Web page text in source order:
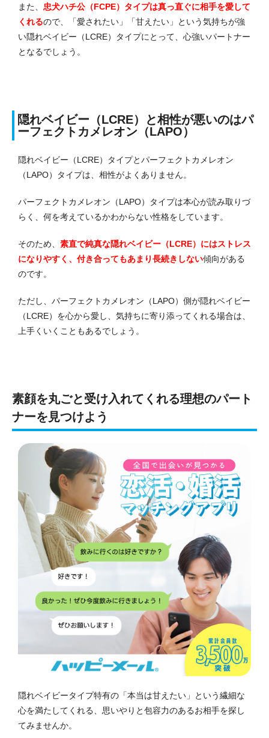
また、 忠犬ハチ公（FCPE）タイプは真っ直ぐに相手を愛して
くれるので、「愛されたい」「甘えたい」という気持ちが強
い隠れベイビー（LCRE）タイプにとって、心強いパートナー
となるでしょう。
隠れベイビー（LCRE）と相性が悪いのはパ
ーフェクトカメレオン（LAPO）
隠れベイビー（LCRE）タイプとパーフェクトカメレオン
（LAPO）タイプは、相性がよくありません。
パーフェクトカメレオン（LAPO）タイプは本心が読み取りづ
らく、何を考えているかわからない性格をしています。
そのため、 素直で純真な隠れベイビー（LCRE）にはストレス
になりやすく、付き合ってもあまり長続きしない傾向がある
のです。
ただし、パーフェクトカメレオン（LAPO）側が隠れベイビー
（LCRE）を心から愛し、気持ちに寄り添ってくれる場合は、
上手くいくこともあるでしょう。
素顔を丸ごと受け入れてくれる理想のパート
ナーを見つけよう
隠れベイビータイプ特有の「本当は甘えたい」という繊細な
心を満たしてくれる、思いやりと包容力のあるお相手を探し
てみませんか。